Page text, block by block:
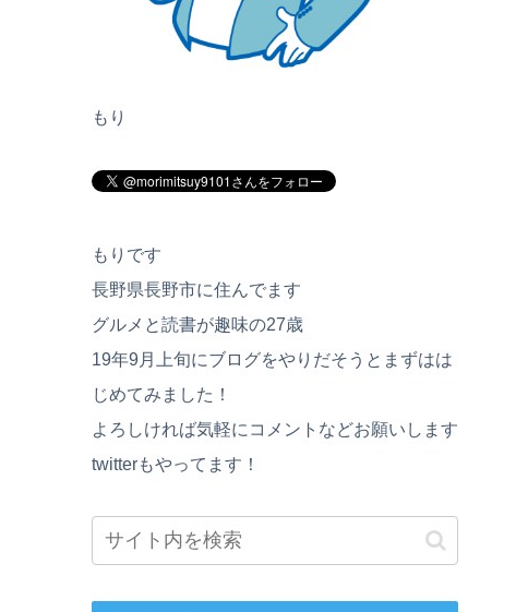
もり
もりです
長野県長野市に住んでます
グルメと読書が趣味の27歳
19年9月上旬にブログをやりだそうとまずはは
じめてみました！
よろしければ気軽にコメントなどお願いします
twitterもやってます！